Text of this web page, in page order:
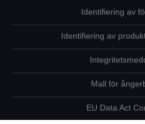
Identifiering av
Identifiering av
Mall för
EU Data Act